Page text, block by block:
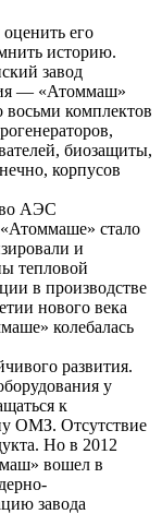
его
историю.
завод
— «Атоммаш»
восьми комплектов
биозащиты,
корпусов
АЭС
«Атоммаше» стало
и
тепловой
в производстве
нового века
колебалась
развития.
у
к
ОМЗ. Отсутствие
Но в 2012
вошел в
завода